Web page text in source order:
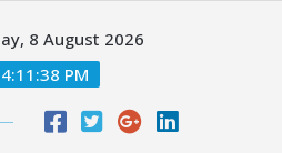
8 August 2026
4:11:40 PM